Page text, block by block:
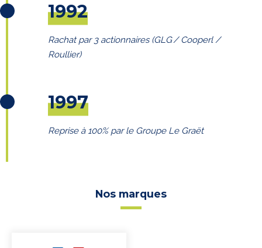
1992
Rachat par 3 actionnaires (GLG / Cooperl /
Roullier)
1997
Reprise à 100% par le Groupe Le Graët
Nos marques